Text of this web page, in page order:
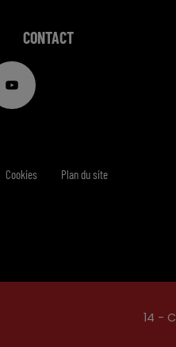
CONTACT
14 -
Cookies Plan du site